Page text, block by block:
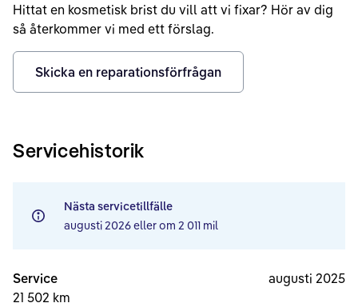
Hittat en kosmetisk brist du vill att vi fixar? Hör av dig
så återkommer vi med ett förslag.
Skicka en reparationsförfrågan
Servicehistorik
Nästa servicetillfälle
augusti 2026eller om 2 011 mil
Service
21 502 km
augusti 2025